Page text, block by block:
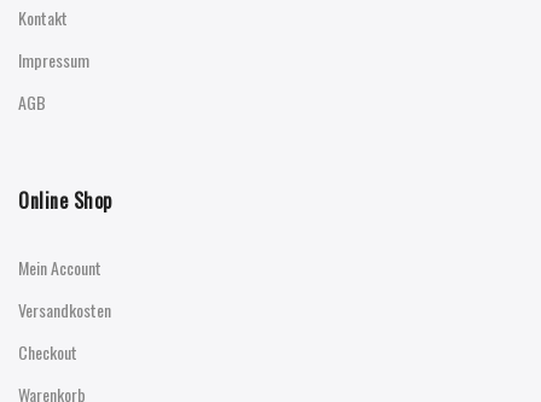
Kontakt
Impressum
AGB
Online Shop
Mein Account
Versandkosten
Checkout
Warenkorb